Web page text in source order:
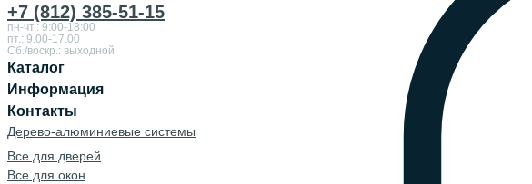
+7 (812) 385-51-15
пн-чт.: 9:00-18:00
пт.: 9.00-17.00
Сб./воскр.: выходной
Каталог
Информация
Контакты
Дерево-алюминиевые системы
Все для дверей
Все для окон